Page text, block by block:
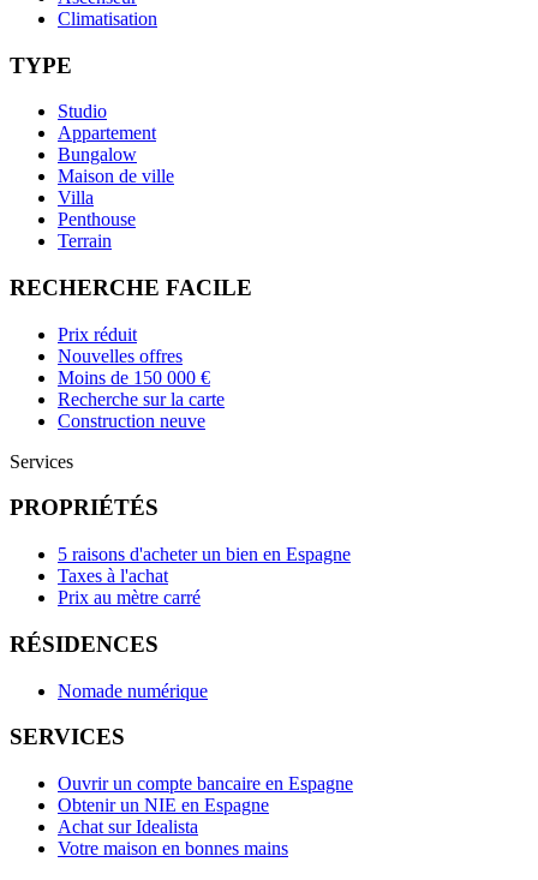
Climatisation
TYPE
Studio
Appartement
Bungalow
Maison de ville
Villa
Penthouse
Terrain
RECHERCHE FACILE
Prix réduit
Nouvelles offres
Moins de 150 000 €
Recherche sur la carte
Construction neuve
Services
PROPRIÉTÉS
5 raisons d'acheter un bien en Espagne
Taxes à l'achat
Prix au mètre carré
RÉSIDENCES
Nomade numérique
SERVICES
Ouvrir un compte bancaire en Espagne
Obtenir un NIE en Espagne
Achat sur Idealista
Votre maison en bonnes mains